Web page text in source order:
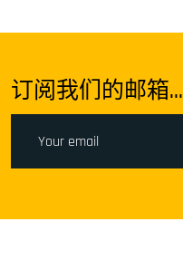
订阅我们的邮箱...